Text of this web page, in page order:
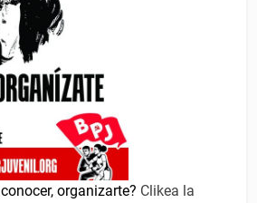
organizarte? Clikea la